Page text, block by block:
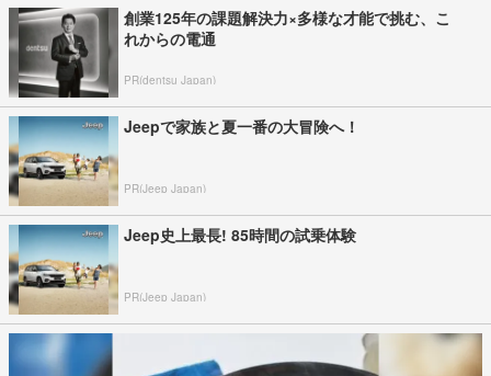
創業125年の課題解決力×多様な才能で挑む、こ
れからの電通
PR(dentsu Japan)
Jeepで家族と夏一番の大冒険へ！
PR(Jeep Japan)
Jeep史上最長! 85時間の試乗体験
PR(Jeep Japan)